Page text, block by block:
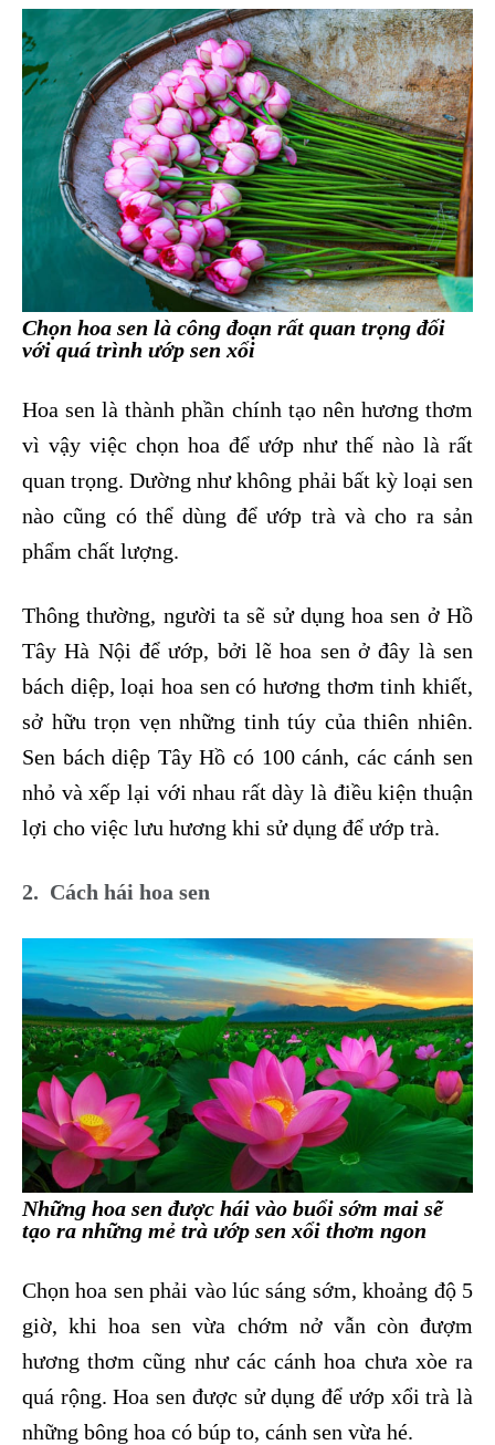
Chọn hoa sen là công đoạn rất quan trọng đối
với quá trình ướp sen xổi
Hoa sen là thành phần chính tạo nên hương thơm
vì vậy việc chọn hoa để ướp như thế nào là rất
quan trọng. Dường như không phải bất kỳ loại sen
nào cũng có thể dùng để ướp trà và cho ra sản
phẩm chất lượng.
Thông thường, người ta sẽ sử dụng hoa sen ở Hồ
Tây Hà Nội để ướp, bởi lẽ hoa sen ở đây là sen
bách diệp, loại hoa sen có hương thơm tinh khiết,
sở hữu trọn vẹn những tinh túy của thiên nhiên.
Sen bách diệp Tây Hồ có 100 cánh, các cánh sen
nhỏ và xếp lại với nhau rất dày là điều kiện thuận
lợi cho việc lưu hương khi sử dụng để ướp trà.
2. Cách hái hoa sen
Những hoa sen được hái vào buổi sớm mai sẽ
tạo ra những mẻ trà ướp sen xổi thơm ngon
Chọn hoa sen phải vào lúc sáng sớm, khoảng độ 5
giờ, khi hoa sen vừa chớm nở vẫn còn đượm
hương thơm cũng như các cánh hoa chưa xòe ra
quá rộng. Hoa sen được sử dụng để ướp xổi trà là
những bông hoa có búp to, cánh sen vừa hé.